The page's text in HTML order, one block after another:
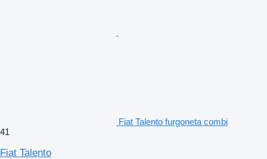
Fiat Talento furgoneta combi
41
Fiat Talento